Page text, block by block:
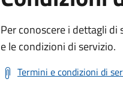
Per conoscere i dettagli
e le condizioni di servizio.
Termini e condizioni di